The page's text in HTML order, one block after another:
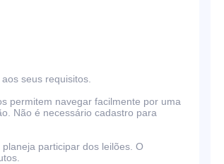
seus requisitos.
permitem navegar facilmente por uma
Não é necessário cadastro para
participar dos leilões. O